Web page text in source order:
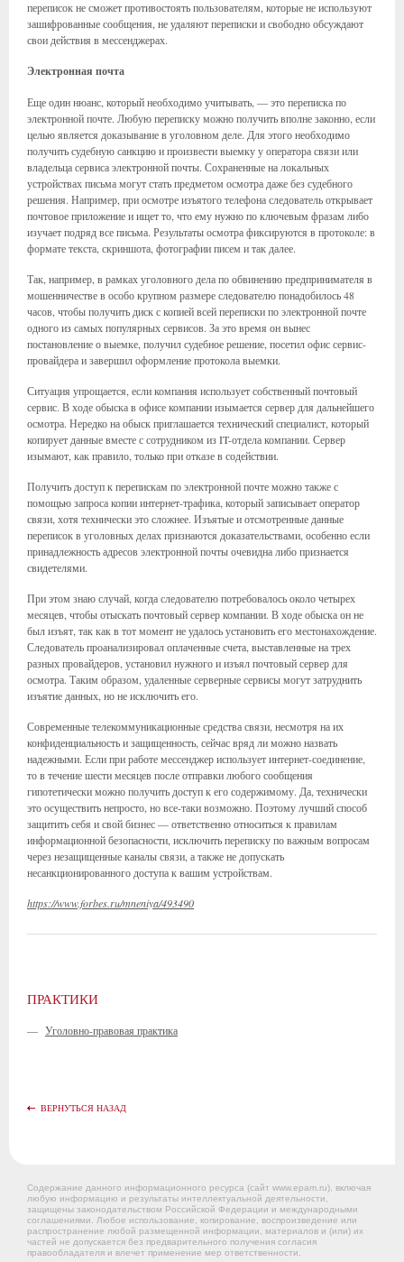
переписок не сможет противостоять пользователям, которые не используют
зашифрованные сообщения, не удаляют переписки и свободно обсуждают
свои действия в мессенджерах.
Электронная почта
Еще один нюанс, который необходимо учитывать, — это переписка по
электронной почте. Любую переписку можно получить вполне законно, если
целью является доказывание в уголовном деле. Для этого необходимо
получить судебную санкцию и произвести выемку у оператора связи или
владельца сервиса электронной почты. Сохраненные на локальных
устройствах письма могут стать предметом осмотра даже без судебного
решения. Например, при осмотре изъятого телефона следователь открывает
почтовое приложение и ищет то, что ему нужно по ключевым фразам либо
изучает подряд все письма. Результаты осмотра фиксируются в протоколе: в
формате текста, скриншота, фотографии писем и так далее.
Так, например, в рамках уголовного дела по обвинению предпринимателя в
мошенничестве в особо крупном размере следователю понадобилось 48
часов, чтобы получить диск с копией всей переписки по электронной почте
одного из самых популярных сервисов. За это время он вынес
постановление о выемке, получил судебное решение, посетил офис сервис-
провайдера и завершил оформление протокола выемки.
Ситуация упрощается, если компания использует собственный почтовый
сервис. В ходе обыска в офисе компании изымается сервер для дальнейшего
осмотра. Нередко на обыск приглашается технический специалист, который
копирует данные вместе с сотрудником из IT-отдела компании. Сервер
изымают, как правило, только при отказе в содействии.
Получить доступ к перепискам по электронной почте можно также с
помощью запроса копии интернет-трафика, который записывает оператор
связи, хотя технически это сложнее. Изъятые и отсмотренные данные
переписок в уголовных делах признаются доказательствами, особенно если
принадлежность адресов электронной почты очевидна либо признается
свидетелями.
При этом знаю случай, когда следователю потребовалось около четырех
месяцев, чтобы отыскать почтовый сервер компании. В ходе обыска он не
был изъят, так как в тот момент не удалось установить его местонахождение.
Следователь проанализировал оплаченные счета, выставленные на трех
разных провайдеров, установил нужного и изъял почтовый сервер для
осмотра. Таким образом, удаленные серверные сервисы могут затруднить
изъятие данных, но не исключить его.
Современные телекоммуникационные средства связи, несмотря на их
конфиденциальность и защищенность, сейчас вряд ли можно назвать
надежными. Если при работе мессенджер использует интернет-соединение,
то в течение шести месяцев после отправки любого сообщения
гипотетически можно получить доступ к его содержимому. Да, технически
это осуществить непросто, но все-таки возможно. Поэтому лучший способ
защитить себя и свой бизнес — ответственно относиться к правилам
информационной безопасности, исключить переписку по важным вопросам
через незащищенные каналы связи, а также не допускать
несанкционированного доступа к вашим устройствам.
https://www.forbes.ru/mneniya/493490
ПРАКТИКИ
— Уголовно-правовая практика
ВЕРНУТЬСЯ НАЗАД
Содержание данного информационного ресурса (сайт www.epam.ru), включая
любую информацию и результаты интеллектуальной деятельности,
защищены законодательством Российской Федерации и международными
соглашениями. Любое использование, копирование, воспроизведение или
распространение любой размещенной информации, материалов и (или) их
частей не допускается без предварительного получения согласия
правообладателя и влечет применение мер ответственности.